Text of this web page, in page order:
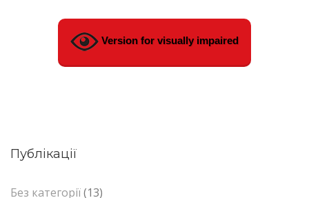
Version for visually impaired
Публікації
Без категорії(13)